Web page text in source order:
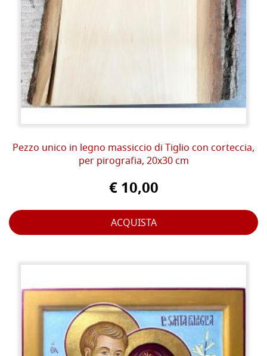
Pezzo unico in legno massiccio di Tiglio con corteccia,
per pirografia, 20x30 cm
€ 10,00
ACQUISTA